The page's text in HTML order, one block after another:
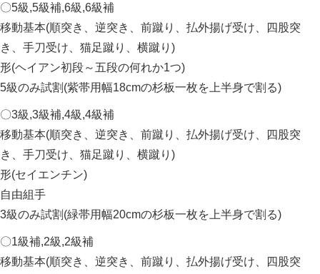
〇5級,5級補,6級,6級補
移動基本(順突き、逆突き、前蹴り、払外揚げ受け、四股突
き、手刀受け、猫足蹴り、横蹴り)
形(ヘイアン初段～五段の何れか1つ)
5級のみ試割(紫帯用幅18cmの杉板一枚を上半身で割る)
〇3級,3級補,4級,4級補
移動基本(順突き、逆突き、前蹴り、払外揚げ受け、四股突
き、手刀受け、猫足蹴り、横蹴り)
形(セイエンチン)
自由組手
3級のみ試割(緑帯用幅20cmの杉板一枚を上半身で割る)
〇1級補,2級,2級補
移動基本(順突き、逆突き、前蹴り、払外揚げ受け、四股突